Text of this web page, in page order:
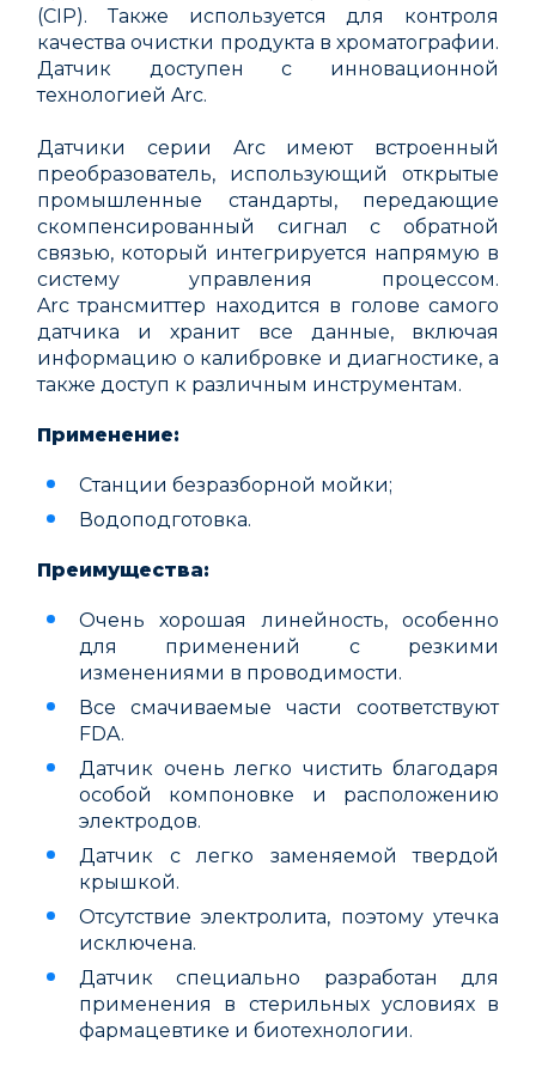
(CIP). Также используется для контроля
качества очистки продукта в хроматографии.
Датчик доступен с инновационной
технологией Arc.
Датчики серии Arc имеют встроенный
преобразователь, использующий открытые
промышленные стандарты, передающие
скомпенсированный сигнал с обратной
связью, который интегрируется напрямую в
систему управления процессом.
Arc трансмиттер находится в голове самого
датчика и хранит все данные, включая
информацию о калибровке и диагностике, а
также доступ к различным инструментам.
Применение:
Станции безразборной мойки;
Водоподготовка.
Преимущества:
Очень хорошая линейность, особенно
для применений с резкими
изменениями в проводимости.
Все смачиваемые части соответствуют
FDA.
Датчик очень легко чистить благодаря
особой компоновке и расположению
электродов.
Датчик с легко заменяемой твердой
крышкой.
Отсутствие электролита, поэтому утечка
исключена.
Датчик специально разработан для
применения в стерильных условиях в
фармацевтике и биотехнологии.